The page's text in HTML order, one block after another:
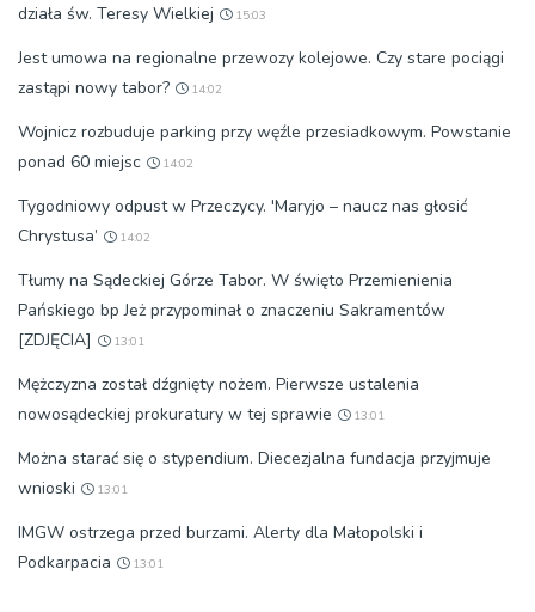
działa św. Teresy Wielkiej
15:03
Jest umowa na regionalne przewozy kolejowe. Czy stare pociągi
zastąpi nowy tabor?
14:02
Wojnicz rozbuduje parking przy węźle przesiadkowym. Powstanie
ponad 60 miejsc
14:02
Tygodniowy odpust w Przeczycy. 'Maryjo – naucz nas głosić
Chrystusa’
14:02
Tłumy na Sądeckiej Górze Tabor. W święto Przemienienia
Pańskiego bp Jeż przypominał o znaczeniu Sakramentów
[ZDJĘCIA]
13:01
Mężczyzna został dźgnięty nożem. Pierwsze ustalenia
nowosądeckiej prokuratury w tej sprawie
13:01
Można starać się o stypendium. Diecezjalna fundacja przyjmuje
wnioski
13:01
IMGW ostrzega przed burzami. Alerty dla Małopolski i
Podkarpacia
13:01